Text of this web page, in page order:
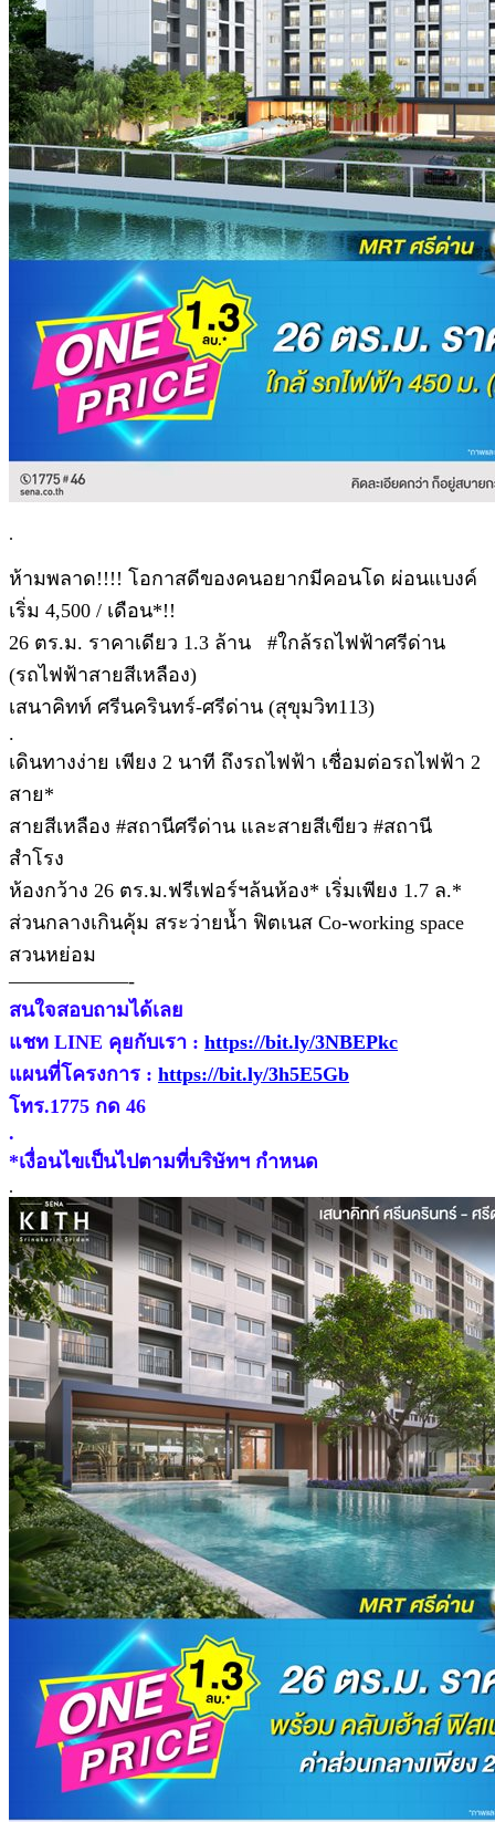
.
ห้ามพลาด!!!! โอกาสดีของคนอยากมีคอนโด ผ่อนแบงค์
เริ่ม 4,500 / เดือน*!!
26 ตร.ม. ราคาเดียว 1.3 ล้าน #ใกล้รถไฟฟ้าศรีด่าน
(รถไฟฟ้าสายสีเหลือง)
เสนาคิทท์ ศรีนครินทร์-ศรีด่าน (สุขุมวิท113)
.
เดินทางง่าย เพียง 2 นาที ถึงรถไฟฟ้า เชื่อมต่อรถไฟฟ้า 2
สาย*
สายสีเหลือง #สถานีศรีด่าน และสายสีเขียว #สถานี
สำโรง
ห้องกว้าง 26 ตร.ม.ฟรีเฟอร์ฯล้นห้อง* เริ่มเพียง 1.7 ล.*
ส่วนกลางเกินคุ้ม สระว่ายน้ำ ฟิตเนส Co-working space
สวนหย่อม
——————-
สนใจสอบถามได้เลย
แชท LINE คุยกับเรา : https://bit.ly/3NBEPkc
แผนที่โครงการ : https://bit.ly/3h5E5Gb
โทร.1775 กด 46
.
*เงื่อนไขเป็นไปตามที่บริษัทฯ กำหนด
.